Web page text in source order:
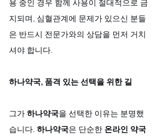
용 중인 경우 함께 사용이 절대적으로 금
지되며, 심혈관계에 문제가 있으신 분들
은 반드시 전문가와의 상담을 먼저 거치
셔야 합니다.
하나약국, 품격 있는 선택을 위한 길
그가 하나약국을 선택한 이유는 분명했
습니다. 하나약국은 단순한 온라인 약국